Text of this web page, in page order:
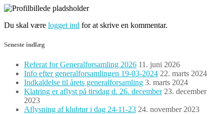
Du skal være logget ind for at skrive en kommentar.
Seneste indlæg
Referat for Generalforsamling 2026 11. juni 2026
Info efter generalforsamlingen 19-03-2024 22. marts 2024
Indkaldelse til årets generalforsamling 3. marts 2024
Klatring er aflyst på tirsdag d. 26. december 23. december
2023
Aflysning af klubtur i dag 24-11-23 24. november 2023